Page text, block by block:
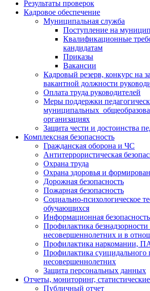
Результаты проверок
Кадровое обеспечение
Муниципальная служба
Поступление на
Квалификационные
кандидатам
Приказы
Вакансии
Кадровый резерв, конкурс на
вакантной должности
Оплата труда руководителей
Меры поддержки
муниципальных
организациях
Защита чести и достоинства
Комплексная безопасность
Гражданская оборона и ЧС
Антитеррористическая
Охрана труда
Охрана здоровья и
Дорожная безопасность
Пожарная безопасность
Социально-психологическое
обучающихся
Информационная безопасность
Профилактика
несовершеннолетних и в
Профилактика
Профилактика суицидального
несовершеннолетних
Защита персональных данных
Отчеты, мониторинг,
Публичный отчет